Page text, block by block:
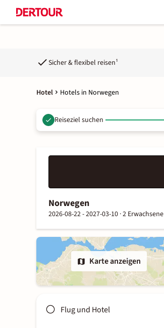
Sicher & flexibel reisen¹
Hotel Hotels in Norwegen
Reiseziel suchen
Norwegen
2026-08-22 - 2027-03-10 ·2 Erwachsene
Karte anzeigen
Flug und Hotel